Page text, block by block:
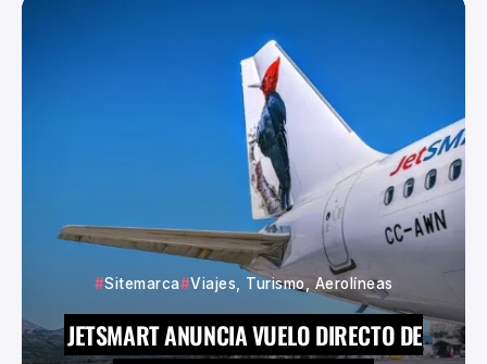
Sitemarca Viajes, Turismo, Aerolíneas
JETSMART ANUNCIA VUELO DIRECTO DE